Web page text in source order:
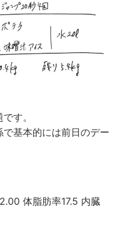
す。
で基本的には前日のデー
体脂肪率17.5 内臓